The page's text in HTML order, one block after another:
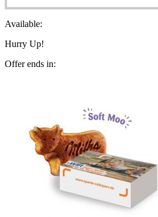
Available:
Hurry Up!
Offer ends in: